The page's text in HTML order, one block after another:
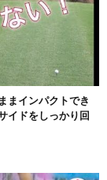
まインパクトでき
イドをしっかり回